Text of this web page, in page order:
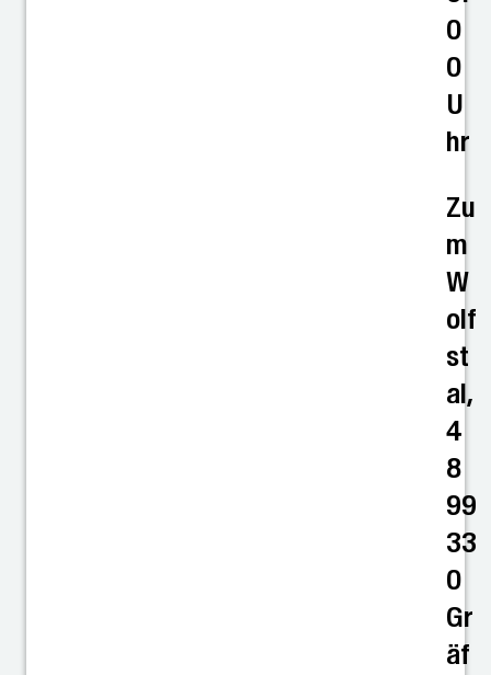
0
0
U
hr
Zu
m
W
olf
st
al,
4
8
99
33
0
Gr
äf